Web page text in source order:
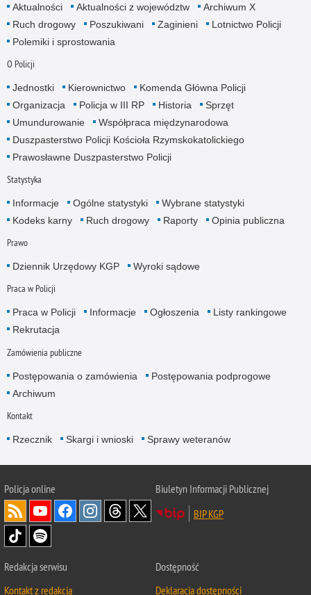
Aktualności Aktualności z województw
Archiwum X
Ruch drogowy
Poszukiwani Zaginieni
Lotnictwo Policji
Polemiki i sprostowania
O Policji
Jednostki Kierownictwo
Komenda Główna Policji
Organizacja
Policja w III RP Historia
Sprzęt
Umundurowanie
Współpraca międzynarodowa
Duszpasterstwo Policji Kościoła Rzymskokatolickiego
Prawosławne Duszpasterstwo Policji
Statystyka
Informacje Ogólne statystyki
Wybrane statystyki
Kodeks karny
Ruch drogowy Raporty Opinia publiczna
Prawo
Dziennik Urzędowy KGP Wyroki sądowe
Praca w Policji
Praca w Policji Informacje Ogłoszenia
Listy rankingowe
Rekrutacja
Zamówienia publiczne
Postępowania o zamówienia
Postępowania podprogowe
Archiwum
Kontakt
Rzecznik Skargi i wnioski Sprawy weteranów
Policjaonline
Biuletyn Informacji Publicznej
BIP KGP
Redakcja serwisu
Kontakt z redakcją
Dostępność
Deklaracja dostępności